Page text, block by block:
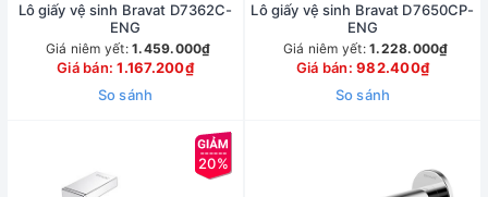
Lô giấy vệ sinh Bravat D7362C-
ENG
Giá niêm yết: 1.459.000₫
Giá bán:1.167.200₫
So sánh
Lô giấy vệ sinh Bravat D7650CP-
ENG
Giá niêm yết: 1.228.000₫
Giá bán:982.400₫
So sánh
20%